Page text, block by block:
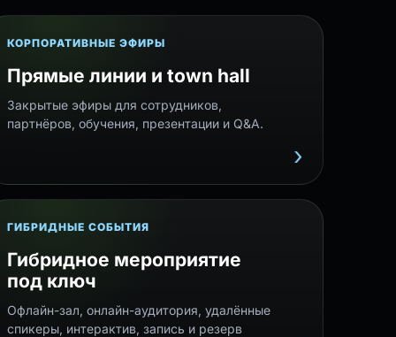
КОРПОРАТИВНЫЕ ЭФИРЫ
Прямые линии и town hall
Закрытые эфиры для сотрудников,
партнёров, обучения, презентации и Q&A.
ГИБРИДНЫЕ СОБЫТИЯ
Гибридное мероприятие
под ключ
Офлайн-зал, онлайн-аудитория, удалённые
спикеры, интерактив, запись и резерв